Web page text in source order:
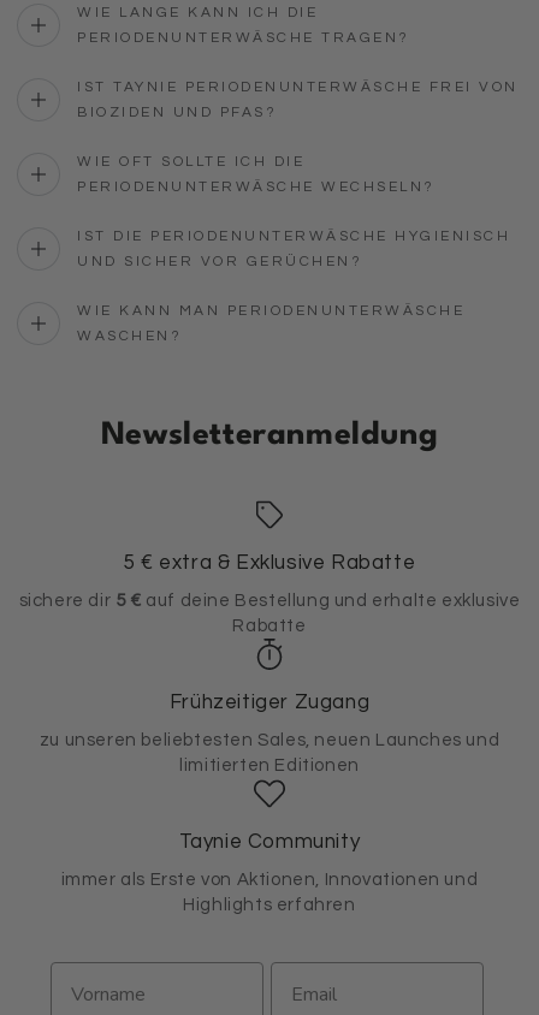
WIE LANGE KANN ICH DIE
PERIODENUNTERWÄSCHE TRAGEN?
IST TAYNIE PERIODENUNTERWÄSCHE FREI VON
BIOZIDEN UND PFAS?
WIE OFT SOLLTE ICH DIE
PERIODENUNTERWÄSCHE WECHSELN?
IST DIE PERIODENUNTERWÄSCHE HYGIENISCH
UND SICHER VOR GERÜCHEN?
WIE KANN MAN PERIODENUNTERWÄSCHE
WASCHEN?
Newsletteranmeldung
5 € extra & Exklusive Rabatte
sichere dir 5 € auf deine Bestellung und erhalte exklusive
Rabatte
Frühzeitiger Zugang
zu unseren beliebtesten Sales, neuen Launches und
limitierten Editionen
Taynie Community
immer als Erste von Aktionen, Innovationen und
Highlights erfahren